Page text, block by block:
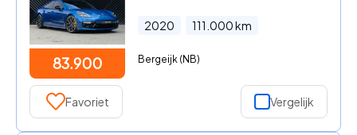
83.900
2020 111.000km
Bergeijk (NB)
Favoriet Vergelijk